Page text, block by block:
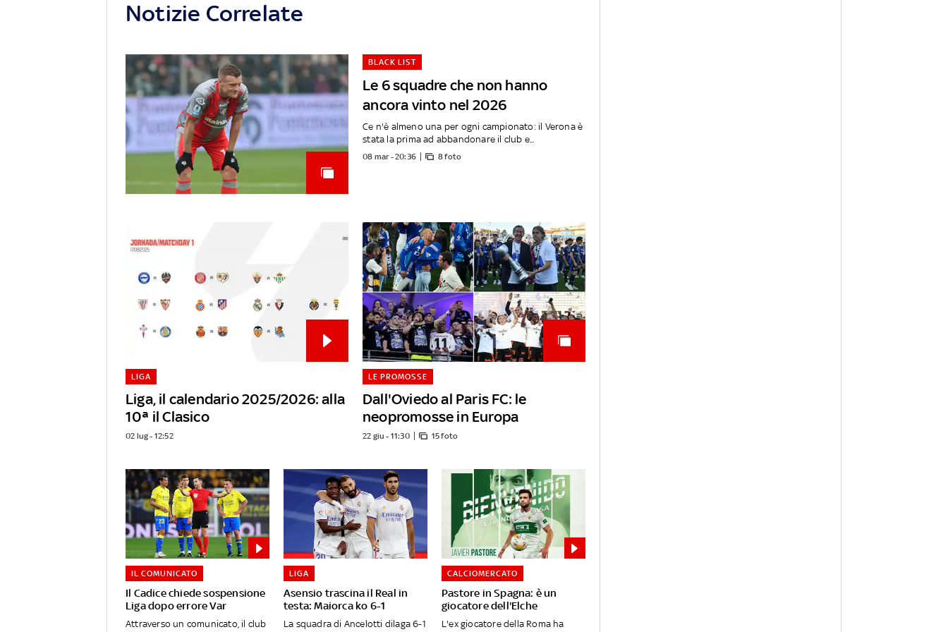
Notizie Correlate
Le 6 squadre che non hanno
ancora vinto nel 2026
BLACK LIST
Ce n'è almeno una per ogni campionato: il Verona è
stata la prima ad abbandonare il club e...
08 mar - 20:36 8 foto
Liga, il calendario 2025/2026: alla
10ª il Clasico
LIGA
02 lug - 12:52
Dall'Oviedo al Paris FC: le
neopromosse in Europa
LE PROMOSSE
22 giu - 11:30 15 foto
Il Cadice chiede sospensione
Liga dopo errore Var
IL COMUNICATO
Attraverso un comunicato, il club
Asensio trascina il Real in
testa: Maiorca ko 6-1
LIGA
La squadra di Ancelotti dilaga 6-1
Pastore in Spagna: è un
giocatore dell'Elche
CALCIOMERCATO
L'ex giocatore della Roma ha